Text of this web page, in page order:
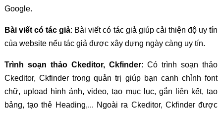
Google.
Bài viết có tác giả: Bài viết có tác giả giúp cải thiện độ uy tín
của website nếu tác giả được xây dựng ngày càng uy tín.
Trình soạn thảo Ckeditor, Ckfinder: Có trình soạn thảo
Ckeditor, Ckfinder trong quản trị giúp bạn canh chỉnh font
chữ, upload hình ảnh, video, tạo mục lục, gắn liên kết, tạo
bảng, tạo thẻ Heading,... Ngoài ra Ckeditor, Ckfinder được